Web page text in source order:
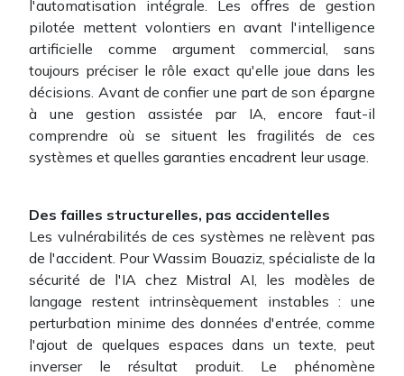
l'automatisation intégrale. Les offres de gestion
pilotée mettent volontiers en avant l'intelligence
artificielle comme argument commercial, sans
toujours préciser le rôle exact qu'elle joue dans les
décisions. Avant de confier une part de son épargne
à une gestion assistée par IA, encore faut-il
comprendre où se situent les fragilités de ces
systèmes et quelles garanties encadrent leur usage.
Des failles structurelles, pas accidentelles
Les vulnérabilités de ces systèmes ne relèvent pas
de l'accident. Pour Wassim Bouaziz, spécialiste de la
sécurité de l'IA chez Mistral AI, les modèles de
langage restent intrinsèquement instables : une
perturbation minime des données d'entrée, comme
l'ajout de quelques espaces dans un texte, peut
inverser le résultat produit. Le phénomène